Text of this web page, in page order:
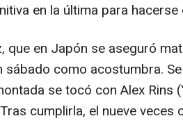
en la última para
en Japón se aseguró
como acostumbra.
se tocó con Alex Rins
cumplirla, el nueve veces